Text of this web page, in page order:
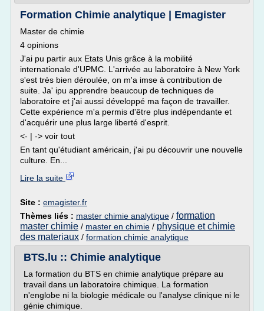
Formation Chimie analytique | Emagister
Master de chimie
4 opinions
J'ai pu partir aux Etats Unis grâce à la mobilité
internationale d'UPMC. L'arrivée au laboratoire à New York
s'est très bien déroulée, on m'a imse à contribution de
suite. Ja' ipu apprendre beaucoup de techniques de
laboratoire et j'ai aussi développé ma façon de travailler.
Cette expérience m'a permis d'être plus indépendante et
d'acquérir une plus large liberté d'esprit.
<- | -> voir tout
En tant qu'étudiant américain, j'ai pu découvrir une nouvelle
culture. En...
Lire la suite
Site : emagister.fr
Thèmes liés : master chimie analytique / formation
master chimie / master en chimie / physique et chimie
des materiaux / formation chimie analytique
BTS.lu :: Chimie analytique
La formation du BTS en chimie analytique prépare au
travail dans un laboratoire chimique. La formation
n'englobe ni la biologie médicale ou l'analyse clinique ni le
génie chimique.